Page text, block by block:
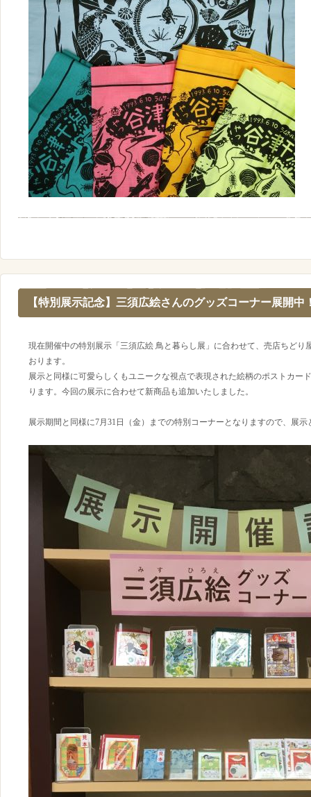
【特別展示記念】三須広絵さんのグッズコーナー展開中
現在開催中の特別展示「三須広絵 鳥と暮らし展」に合わせて、売店ちど
おります。
展示と同様に可愛らしくもユニークな視点で表現された絵柄のポストカー
ります。今回の展示に合わせて新商品も追加いたしました。
展示期間と同様に7月31日（金）までの特別コーナーとなりますので、展